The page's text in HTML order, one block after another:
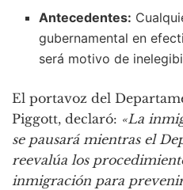
Antecedentes:
gubernamental en
será motivo de
El portavoz del
Piggott, declaró: «La
se pausará mientras el
reevalúa los
inmigración para